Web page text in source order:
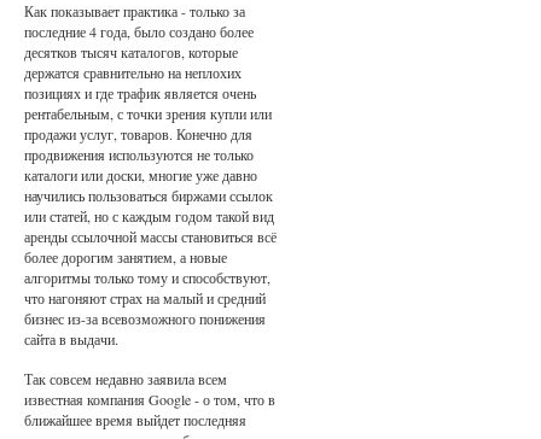
Как показывает практика - только за
последние 4 года, было создано более
десятков тысяч каталогов, которые
держатся сравнительно на неплохих
позициях и где трафик является очень
рентабельным, с точки зрения купли или
продажи услуг, товаров. Конечно для
продвижения используются не только
каталоги или доски, многие уже давно
научились пользоваться биржами ссылок
или статей, но с каждым годом такой вид
аренды ссылочной массы становиться всё
более дорогим занятием, а новые
алгоритмы только тому и способствуют,
что нагоняют страх на малый и средний
бизнес из-за всевозможного понижения
сайта в выдачи.
Так совсем недавно заявила всем
известная компания Google - о том, что в
ближайшее время выйдет последняя